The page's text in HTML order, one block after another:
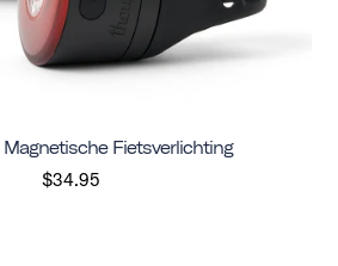
Magnetische Fietsverlichting
$34.95